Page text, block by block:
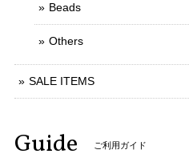
Beads
Others
SALE ITEMS
Guide ご利用ガイド